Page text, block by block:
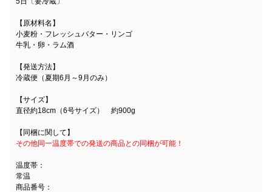
【原材料名】
小麦粉・フレッシュバター・リンゴ
牛乳・卵・ラム酒
【発送方法】
冷蔵便（夏期6月～9月のみ）
【サイズ】
直径約18cm（6号サイズ） 約900g
【同梱に関して】
その他同一温度帯での発送の商品との同梱が可能！
温度帯：
常温
商品番号：